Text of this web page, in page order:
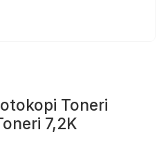
Toneri
7,2K